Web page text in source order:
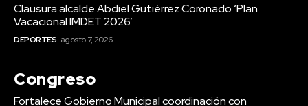
Clausura alcalde Abdiel Gutiérrez Coronado ‘Plan
Vacacional IMDET 2026’
DEPORTES agosto 7, 2026
Congreso
Fortalece Gobierno Municipal coordinación con